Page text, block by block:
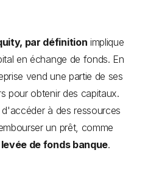
par définition implique
en échange de fonds. En
vend une partie de ses
pour obtenir des capitaux.
à des ressources
un prêt, comme
levée de fonds banque.